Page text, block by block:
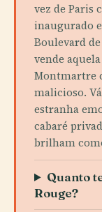
vez de Paris
inaugurado
Boulevard
vende
Montmartre
malicioso.
estranha
cabaré
brilham
Quanto
Rouge?